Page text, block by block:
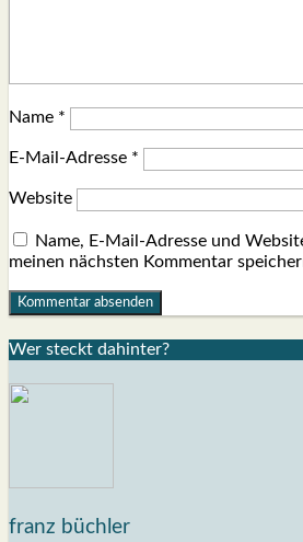
Name *
E-Mail-Adresse *
Website
Name, E-Mail-Adresse und
meinen nächsten Kommentar
Wer steckt dahin­ter?
franz büchler